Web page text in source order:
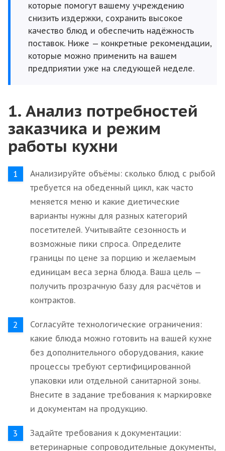
которые помогут вашему учреждению
снизить издержки, сохранить высокое
качество блюд и обеспечить надёжность
поставок. Ниже — конкретные рекомендации,
которые можно применить на вашем
предприятии уже на следующей неделе.
1. Анализ потребностей
заказчика и режим
работы кухни
Анализируйте объёмы: сколько блюд с рыбой
требуется на обеденный цикл, как часто
меняется меню и какие диетические
варианты нужны для разных категорий
посетителей. Учитывайте сезонность и
возможные пики спроса. Определите
границы по цене за порцию и желаемым
единицам веса зерна блюда. Ваша цель —
получить прозрачную базу для расчётов и
контрактов.
Согласуйте технологические ограничения:
какие блюда можно готовить на вашей кухне
без дополнительного оборудования, какие
процессы требуют сертифицированной
упаковки или отдельной санитарной зоны.
Внесите в задание требования к маркировке
и документам на продукцию.
Задайте требования к документации:
ветеринарные сопроводительные документы,